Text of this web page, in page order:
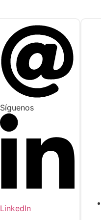
Síguenos
LinkedIn